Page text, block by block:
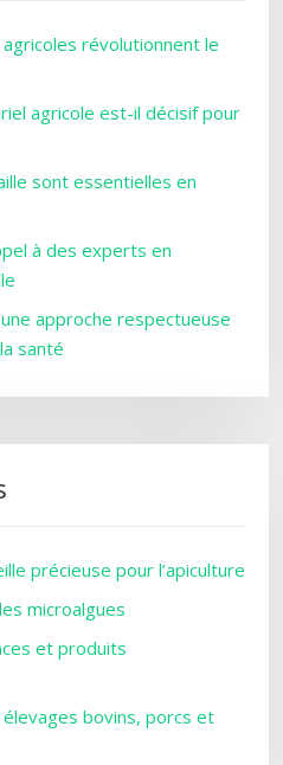
révolutionnent le
agricole est-il décisif pour
sont essentielles en
à des experts en
approche respectueuse
santé
précieuse pour l’apiculture
microalgues
et produits
bovins, porcs et